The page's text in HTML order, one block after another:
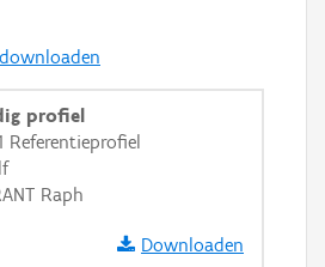
profiel
Referentieprofiel
Raph
Downloaden